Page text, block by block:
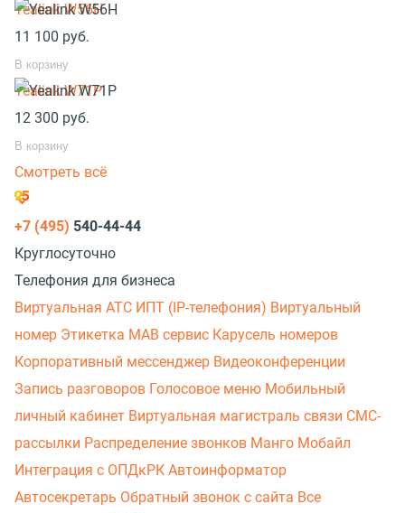
Yealink W56H
11 100 руб.
В корзину
Yealink W71P
12 300 руб.
В корзину
Смотреть всё
+7 (495) 540-44-44
Круглосуточно
Телефония для бизнеса
Виртуальная АТС ИПТ (IP-телефония) Виртуальный
номер Этикетка МАВ сервис Карусель номеров
Корпоративный мессенджер Видеоконференции
Запись разговоров Голосовое меню Мобильный
личный кабинет Виртуальная магистраль связи СМС-
рассылки Распределение звонков Манго Мобайл
Интеграция с ОПДкРК Автоинформатор
Автосекретарь Обратный звонок с сайта Все